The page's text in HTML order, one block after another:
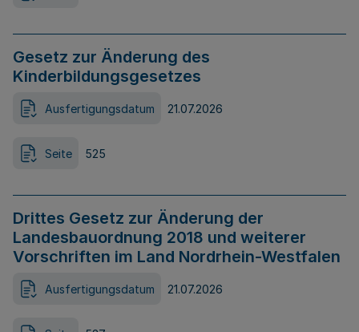
Gesetz zur Änderung des
Kinderbildungsgesetzes
Ausfertigungsdatum 21.07.2026
Seite 525
Drittes Gesetz zur Änderung der
Landesbauordnung 2018 und weiterer
Vorschriften im Land Nordrhein-Westfalen
Ausfertigungsdatum 21.07.2026